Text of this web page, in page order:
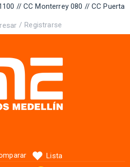
// CC Monterrey 080 // CC Puerta
/ Registrarse
Lista